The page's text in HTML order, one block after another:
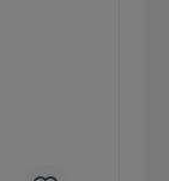
Bauteil
der